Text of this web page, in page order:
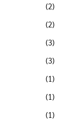
(2)
(2)
(3)
(3)
(1)
(1)
(1)